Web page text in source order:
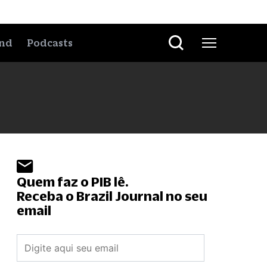
Podcasts
Quem faz o PIB lê.
Receba o Brazil Journal no seu
email